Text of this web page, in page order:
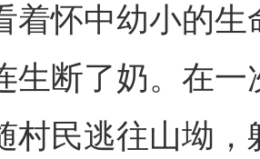
着怀中幼小的
生断了奶。在一
村民逃往山坳